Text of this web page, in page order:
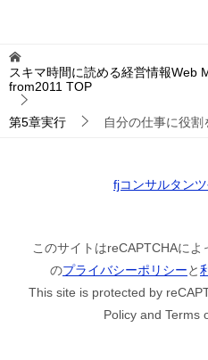
スキマ時間に読める経営情報Web
from2011 TOP
第5章実行 自分の仕事に役
fjコンサルタン
このサイトはreCAPTCHAに
のプライバシーポリシーと
This site is protected by
Policy and Terms